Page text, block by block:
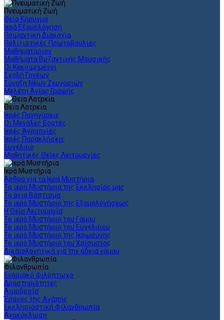
Πνευματική Ζωή
Θείο Κήρυγμα
Ιερά Εξομολόγηση
Ποιμαντική Διακονία
Πολιτιστικές Πρωτοβουλίες
Μαθηματάριον
Μαθήματα Βυζαντινής Μουσικής
Οι Κεκοιμημένοι
Σχολή Γονέων
Σύναξη Νέων Ζευγαριών
Μελέτη Αγίας Γραφής
Θεια Λατρεία
Ιερές Πανηγύρεις
Οι Μεγάλες Εορτές
Ιερές Αγρυπνίες
Ιερές Παρακλήσεις
Ευχέλαιο
Μαθητικές Θείες Λειτουργίες
Ιερά Μυστήρια
Άρθρα για τα Ιερά Μυστήρια
Τα ιερά Μυστήρια της Εκκλησίας μας
Το άγιο Βάπτισμα
Το ιερό Μυστήριο της Εξομολογήσεως
Η Θεία Λειτουργία
Το ιερό Μυστήριο του Γάμου
Το ιερό Μυστήριο του Ευχελαίου
Το ιερό Μυστήριο της Ιερωσύνης
Το ιερό Μυστήριο του Χρίσματος
Δικαιολογητικά για την άδεια γάμου
Φιλανθρωπία
Ενοριακό Φιλόπτωχο
Δραστηριότητες
Αιμοδοσία
Έρανος της Αγάπης
Εκκλησιαστική Φιλανθρωπία
Ανακύκλωση